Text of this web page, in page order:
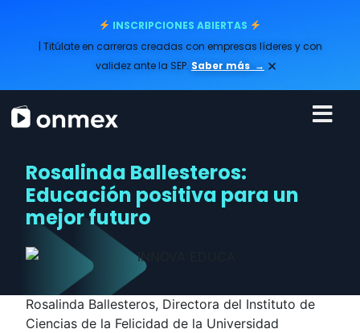
INSCRIPCIONES ABIERTAS
| Titúlate en carreras creadas con empresas líderes y con
validez ante la SEP. Saber más → ×
Rosalinda Ballesteros:
Educación positiva para un
mejor futuro
Rosalinda Ballesteros, Directora del Instituto de
Ciencias de la Felicidad de la Universidad